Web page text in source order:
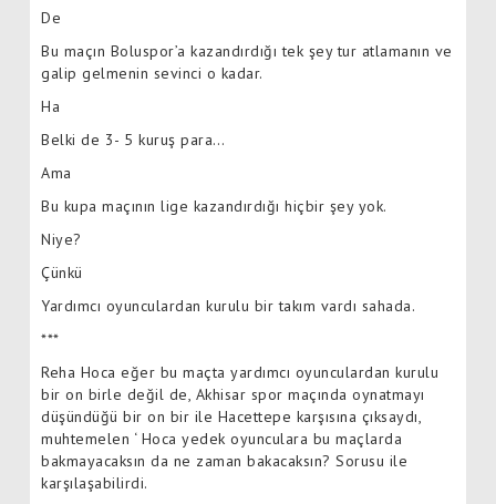
De
Bu maçın Boluspor’a kazandırdığı tek şey tur atlamanın ve
galip gelmenin sevinci o kadar.
Ha
Belki de 3- 5 kuruş para…
Ama
Bu kupa maçının lige kazandırdığı hiçbir şey yok.
Niye?
Çünkü
Yardımcı oyunculardan kurulu bir takım vardı sahada.
***
Reha Hoca eğer bu maçta yardımcı oyunculardan kurulu
bir on birle değil de, Akhisar spor maçında oynatmayı
düşündüğü bir on bir ile Hacettepe karşısına çıksaydı,
muhtemelen ‘ Hoca yedek oyunculara bu maçlarda
bakmayacaksın da ne zaman bakacaksın? Sorusu ile
karşılaşabilirdi.